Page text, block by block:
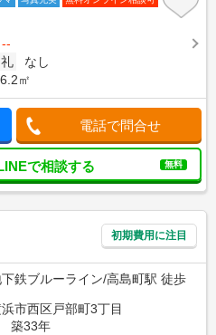
礼
なし
㎡
電話で問合せ
で相談する 無料
初期費用に注目
鉄ブルーライン/高島町駅 徒歩
市西区戸部町3丁目
築33年